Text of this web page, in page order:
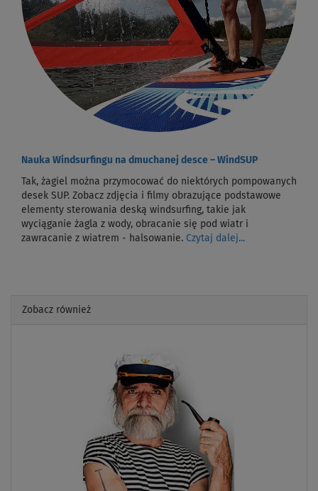
Nauka Windsurfingu na dmuchanej desce – WindSUP
Tak, żagiel można przymocować do niektórych pompowanych
desek SUP. Zobacz zdjęcia i filmy obrazujące podstawowe
elementy sterowania deską windsurfing, takie jak
wyciąganie żagla z wody, obracanie się pod wiatr i
zawracanie z wiatrem - halsowanie. Czytaj dalej...
Zobacz również